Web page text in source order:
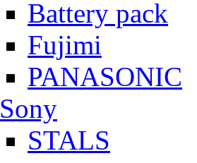
Battery pack
Fujimi
PANASONIC
Sony
STALS